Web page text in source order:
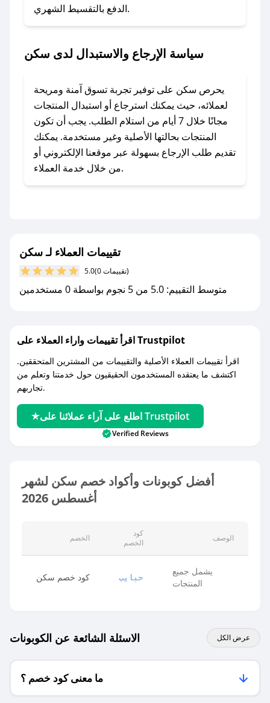
المفضل؟
في حال عدم توفر كوبونات لمتجرك المفضل، يمكنك
أسرع وقت ممكن.
### كيف تحصل على كوبونات خصم حصرية من
سكن؟
للحصول على كوبونات وخصومات حصرية، قم بما
يلي:
- اضغط على أيقونة متابعة لمتجر سكن في تطبيق
صحصح.
مع صحصح، تسوق بذكاء ووفّر على كل مشترياتك مع
الدفع بالتقسيط الشهري.
سياسة الإرجاع والاستبدال لدى سكن
يحرص سكن على توفير تجربة تسوق آمنة ومريحة
لعملائه، حيث يمكنك استرجاع أو استبدال المنتجات
مجانًا خلال 7 أيام من استلام الطلب. يجب أن تكون
المنتجات بحالتها الأصلية وغير مستخدمة. يمكنك
تقديم طلب الإرجاع بسهولة عبر موقعنا الإلكتروني أو
من خلال خدمة العملاء.
تقييمات العملاء لـ سكن
5.0 (0 تقييمات)
متوسط التقييم: 5.0 من 5 نجوم بواسطة 0 مستخدمين
اقرأ تقييمات واراء العملاء على Trustpilot
اقرأ تقييمات العملاء الأصلية والتقييمات من المشترين المتحققين.
اكتشف ما يعتقده المستخدمون الحقيقيون حول خدمتنا وتعلم من
تجاربهم.
اطلع على آراء عملائنا على Trustpilot
Verified Reviews
أفضل كوبونات وأكواد خصم سكن لشهر
أغسطس 2026
الخصم
كود
الخصم
الوصف
كود خصم سكن حبايب
يشمل جميع
المنتجات
الاسئلة الشائعة عن الكوبونات عرض الكل
ما معنى كود خصم ؟